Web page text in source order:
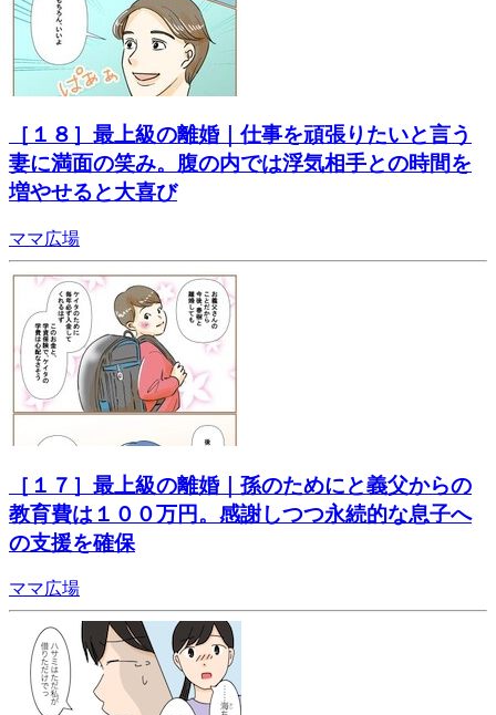
［１８］最上級の離婚｜仕事を頑張りたいと言う
妻に満面の笑み。腹の内では浮気相手との時間を
増やせると大喜び
ママ広場
［１７］最上級の離婚｜孫のためにと義父からの
教育費は１００万円。感謝しつつ永続的な息子へ
の支援を確保
ママ広場